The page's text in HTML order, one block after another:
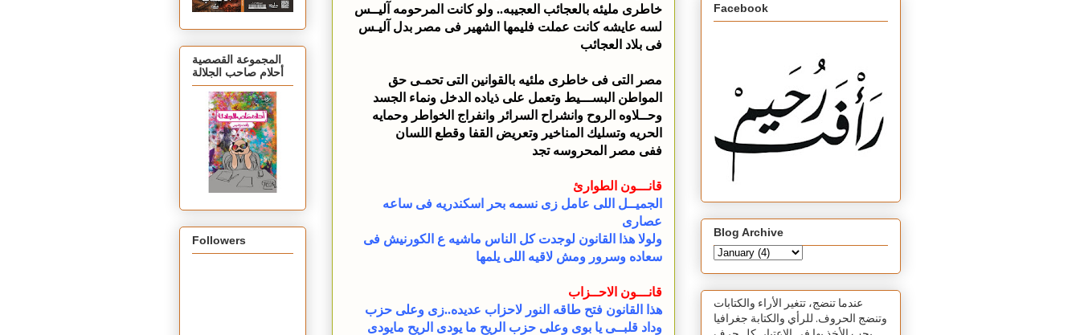
خاطرى مليئه بالعجائب العجيبه.. ولو كانت المرحومه آليــس
لسه عايشه كانت عملت فليمها الشهير فى مصر بدل آليـس
فى بلاد العجائب
مصر التى فى خاطرى ملئيه بالقوانين التى تحمـى حق
المواطن البســـيط وتعمل على ذياده الدخل ونماء الجسد
وحــلاوه الروح وانشراح السرائر وانفراج الخواطر وحمايه
الحريه وتسليك المناخير وتعريض القفا وقطع اللسان
ففى مصر المحروسه تجد
قانـــون الطوارئ
الجميــل اللى عامل زى نسمه بحر اسكندريه فى ساعه
عصارى
ولولا هذا القانون لوجدت كل الناس ماشيه ع الكورنيش فى
سعاده وسرور ومش لاقيه اللى يلمها
قانـــون الاحــزاب
هذا القانون فتح طاقه النور لاحزاب عديده..زى وعلى حزب
وداد قلبــى يا بوى وعلى حزب الريح ما يودى الريح مايودى
المجموعة القصصية
أحلام صاحب الجلالة
Followers
Facebook
Blog Archive
عندما تنضج، تتغير الأراء والكتابات
وتنضج الحروف. للرأي والكتابة جغرافيا